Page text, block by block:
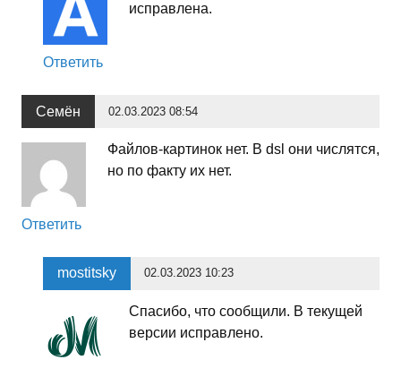
исправлена.
Ответить
Семён 02.03.2023 08:54
Файлов-картинок нет. В dsl они числятся,
но по факту их нет.
Ответить
mostitsky 02.03.2023 10:23
Спасибо, что сообщили. В текущей
версии исправлено.